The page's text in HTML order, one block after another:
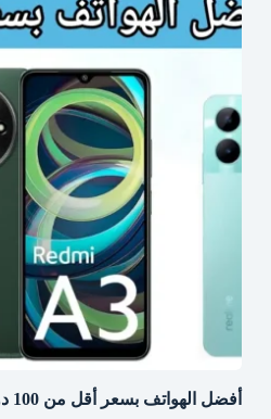
أفضل الهواتف بسعر أقل من 100 دولار لسنة 2024